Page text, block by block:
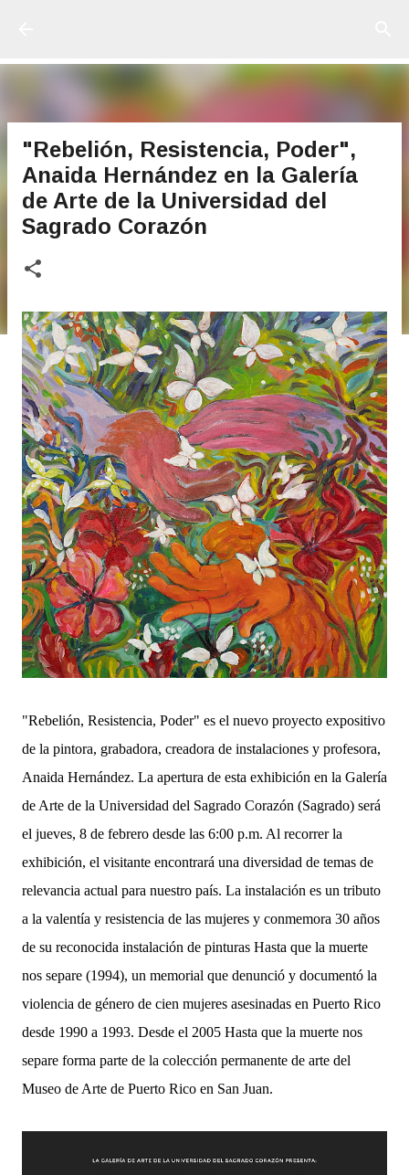
"Rebelión, Resistencia, Poder",
Anaida Hernández en la Galería
de Arte de la Universidad del
Sagrado Corazón
"Rebelión, Resistencia, Poder" es el nuevo proyecto expositivo
de la pintora, grabadora, creadora de instalaciones y profesora,
Anaida Hernández. La apertura de esta exhibición en la Galería
de Arte de la Universidad del Sagrado Corazón (Sagrado) será
el jueves, 8 de febrero desde las 6:00 p.m. Al recorrer la
exhibición, el visitante encontrará una diversidad de temas de
relevancia actual para nuestro país. La instalación es un tributo
a la valentía y resistencia de las mujeres y conmemora 30 años
de su reconocida instalación de pinturas Hasta que la muerte
nos separe (1994), un memorial que denunció y documentó la
violencia de género de cien mujeres asesinadas en Puerto Rico
desde 1990 a 1993. Desde el 2005 Hasta que la muerte nos
separe forma parte de la colección permanente de arte del
Museo de Arte de Puerto Rico en San Juan.